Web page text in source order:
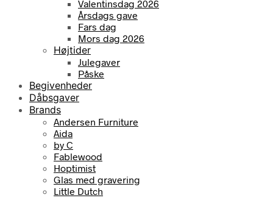
Valentinsdag 2026
Årsdags gave
Fars dag
Mors dag 2026
Højtider
Julegaver
Påske
Begivenheder
Dåbsgaver
Brands
Andersen Furniture
Aida
by C
Fablewood
Hoptimist
Glas med gravering
Little Dutch